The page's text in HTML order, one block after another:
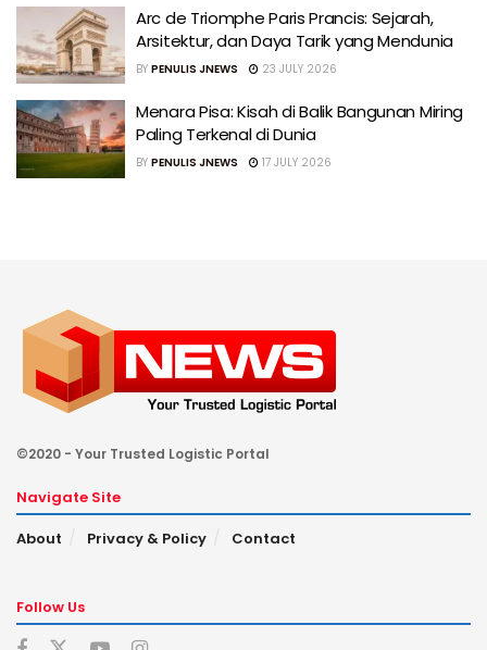
Arc de Triomphe Paris Prancis: Sejarah,
Arsitektur, dan Daya Tarik yang Mendunia
BY PENULIS JNEWS 23 JULY 2026
Menara Pisa: Kisah di Balik Bangunan Miring
Paling Terkenal di Dunia
BY PENULIS JNEWS 17 JULY 2026
©2020 - Your Trusted Logistic Portal
Navigate Site
About
Privacy & Policy Contact
Follow Us